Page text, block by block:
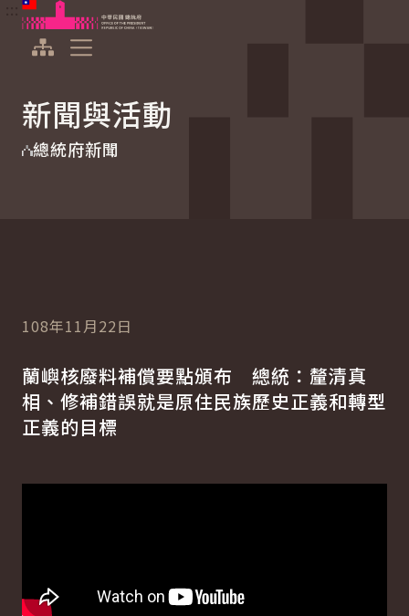
跳到主要內容
中華民國總統府
新聞與活動
總統府新聞
108年11月22日
蘭嶼核廢料補償要點頒布 總統：釐清真
相、修補錯誤就是原住民族歷史正義和轉型
正義的目標